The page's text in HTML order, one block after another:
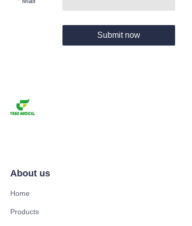
Submit now
About us
Home
Products